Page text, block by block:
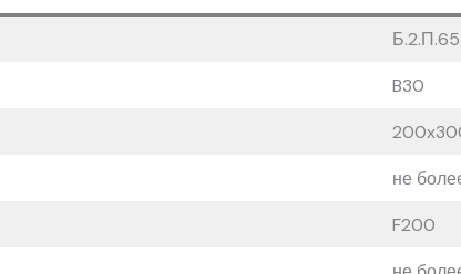
B30
не
F200